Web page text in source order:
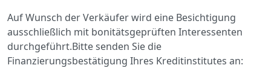
Auf Wunsch der Verkäufer wird eine Besichtigung
ausschließlich mit bonitätsgeprüften Interessenten
durchgeführt.Bitte senden Sie die
Finanzierungsbestätigung Ihres Kreditinstitutes an: